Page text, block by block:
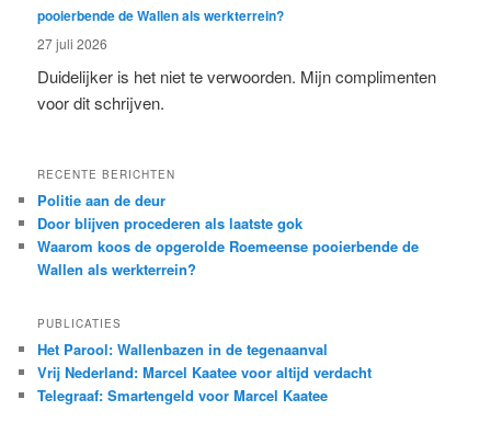
pooierbende de Wallen als werkterrein?
27 juli 2026
Duidelijker is het niet te verwoorden. Mijn complimenten
voor dit schrijven.
RECENTE BERICHTEN
Politie aan de deur
Door blijven procederen als laatste gok
Waarom koos de opgerolde Roemeense pooierbende de
Wallen als werkterrein?
PUBLICATIES
Het Parool: Wallenbazen in de tegenaanval
Vrij Nederland: Marcel Kaatee voor altijd verdacht
Telegraaf: Smartengeld voor Marcel Kaatee